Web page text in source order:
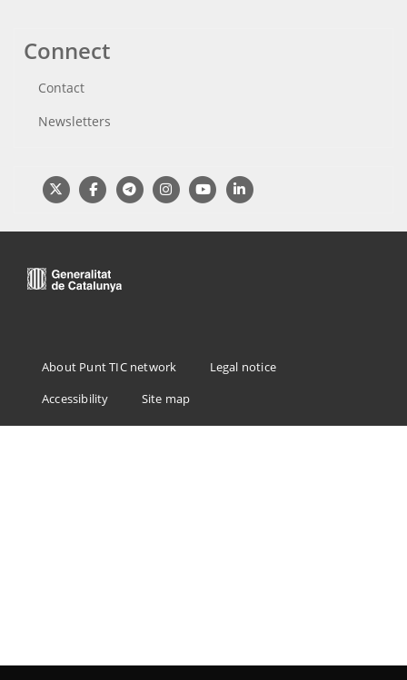
Connect
Contact
Newsletters
Menu
Footer
About Punt TIC network
Legal notice
Accessibility
Site map